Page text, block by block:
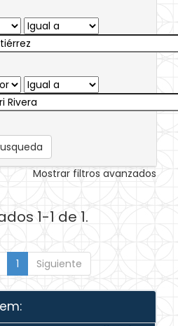
Mostrar filtros avanzados
1-1 de 1.
1 Siguiente